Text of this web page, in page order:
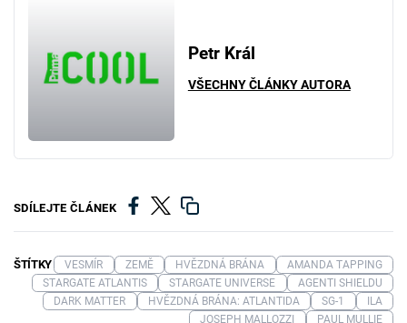
Petr Král
VŠECHNY ČLÁNKY AUTORA
SDÍLEJTE ČLÁNEK
ŠTÍTKY VESMÍR ZEMĚ HVĚZDNÁ BRÁNA
AMANDA TAPPING
STARGATE ATLANTIS
STARGATE UNIVERSE
AGENTI SHIELDU
DARK MATTER
HVĚZDNÁ BRÁNA: ATLANTIDA SG-1
ILA
JOSEPH MALLOZZI
PAUL MULLIE